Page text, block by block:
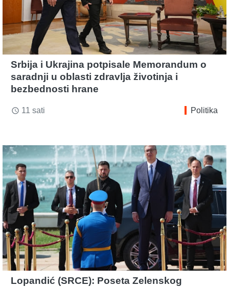
Srbija i Ukrajina potpisale Memorandum o
saradnji u oblasti zdravlja životinja i
bezbednosti hrane
access_time 11 sati Politika
Lopandić (SRCE): Poseta Zelenskog